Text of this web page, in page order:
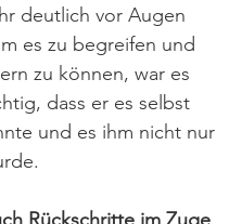
deutlich vor Augen
es zu begreifen und
zu können, war es
dass er es selbst
und es ihm nicht nur